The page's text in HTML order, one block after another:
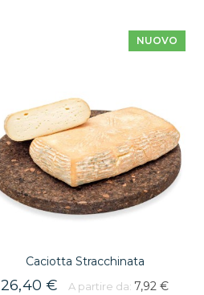
NUOVO
Caciotta Stracchinata
26,40 € A partire da: 7,92 €